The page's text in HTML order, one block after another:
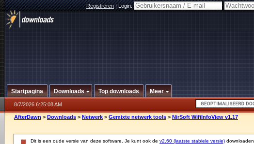
Registreren|Login:
Startpagina Downloads Top downloads Meer
8/7/2026 6:25:08 AM
AfterDawn > Downloads > Netwerk > Gemixte netwerk tools > NirSoft WifiInfoView v1.17
Dit is een oude versie van deze software. Je kunt ook de v2.60 (laatste stabiele versie) downloaden.